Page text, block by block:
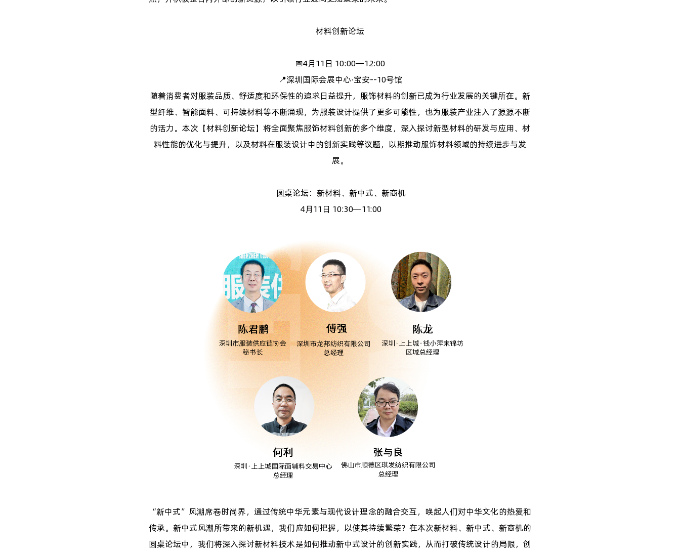
材料创新论坛
📅4月11日 10:00—12:00
📍深圳国际会展中心·宝安--10号馆
随着消费者对服装品质、舒适度和环保性的追求日益提升，服饰材料的创新已成为行业发展的关键所在。新
型纤维、智能面料、可持续材料等不断涌现，为服装设计提供了更多可能性，也为服装产业注入了源源不断
的活力。本次【材料创新论坛】将全面聚焦服饰材料创新的多个维度，深入探讨新型材料的研发与应用、材
料性能的优化与提升，以及材料在服装设计中的创新实践等议题，以期推动服饰材料领域的持续进步与发
展。
圆桌论坛：新材料、新中式、新商机
4月11日 10:30—11:00
“新中式”风潮席卷时尚界，通过传统中华元素与现代设计理念的融合交互，唤起人们对中华文化的热爱和
传承。新中式风潮所带来的新机遇，我们应如何把握，以使其持续繁荣？在本次新材料、新中式、新商机的
圆桌论坛中，我们将深入探讨新材料技术是如何推动新中式设计的创新实践，从而打破传统设计的局限，创